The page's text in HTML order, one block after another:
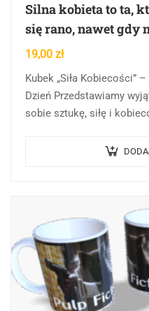
Silna kobieta to ta,
się rano, nawet gdy
19,00 zł
Kubek „Siła Kobiecości”
Dzień Przedstawiamy
sobie sztukę, siłę i